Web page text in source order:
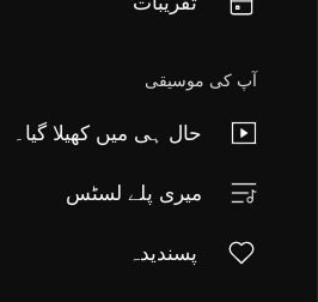
آپ کی موسیقی
حال ہی میں کھیلا گیا۔
میری پلے لسٹس
پسندیدہ